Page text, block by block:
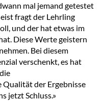
mal jemand getestet
fragt der Lehrling
und der hat etwas im
Diese Werte geistern
Bei diesem
verschenkt, es hat
Qualität der Ergebnisse
jetzt Schluss.»